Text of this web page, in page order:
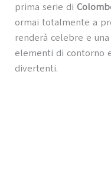
prima serie di
ormai totalmente a
renderà celebre e
elementi di contorno
divertenti.